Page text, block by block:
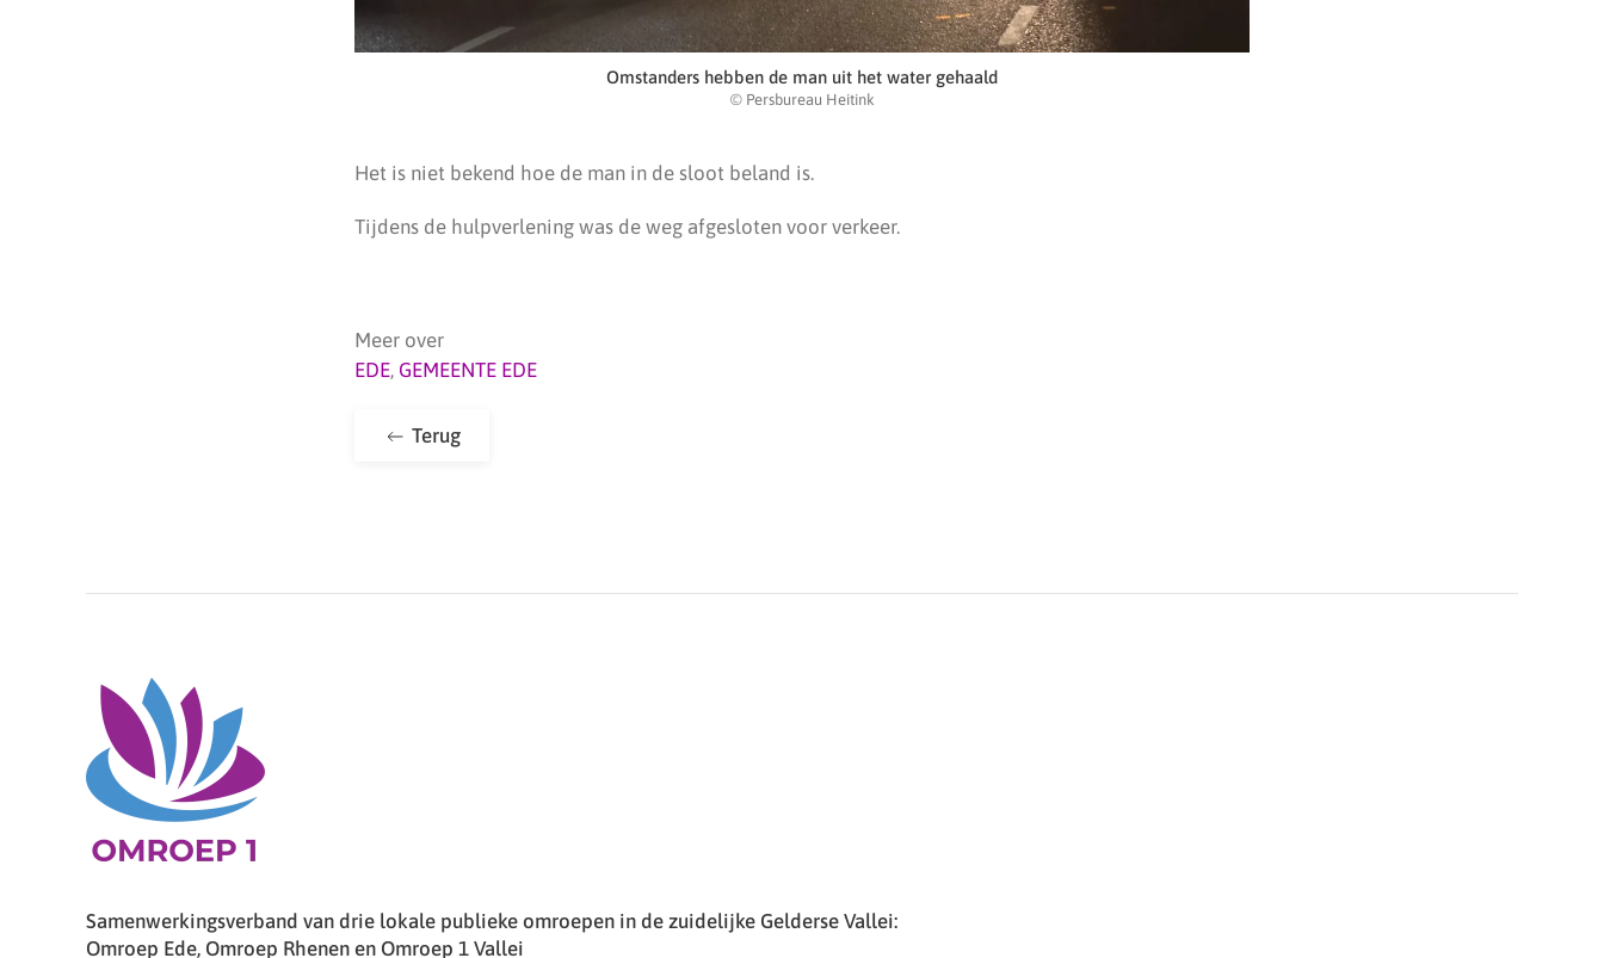
Omstanders hebben de man uit het water gehaald
© Persbureau Heitink
Het is niet bekend hoe de man in de sloot beland is.
Tijdens de hulpverlening was de weg afgesloten voor verkeer.
Meer over
EDE, GEMEENTE EDE
Terug
Samenwerkingsverband van drie lokale publieke omroepen in de zuidelijke Gelderse Vallei:
Omroep Ede, Omroep Rhenen en Omroep 1 Vallei